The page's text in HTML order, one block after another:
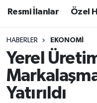
Resmi İlanlar Özel
HABERLER EKONOMI
Yerel
Yatırıldı
Gündem
Ekonomi
Siyaset
Dünya
Eğitim
Kültür Sanat
Gizlilik Sözleşmesi
Merkez Trafik
Süper Lig Puan
Tüm Manşetler